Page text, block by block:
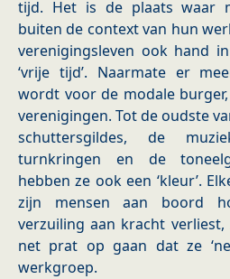
tijd. Het is de plaats waar
buiten de context van hun
verenigingsleven ook hand
‘vrije tijd’. Naarmate er
wordt voor de modale
verenigingen. Tot de oudste
schuttersgildes, de
turnkringen en de
hebben ze ook een ‘kleur’.
zijn mensen aan boord
verzuiling aan kracht
net prat op gaan dat ze
werkgroep.